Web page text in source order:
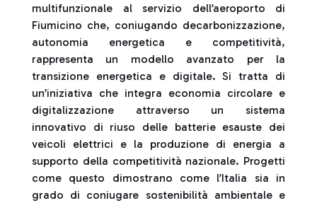
multifunzionale al servizio dell’aeroporto di
Fiumicino che, coniugando decarbonizzazione,
autonomia energetica e competitività,
rappresenta un modello avanzato per la
transizione energetica e digitale. Si tratta di
un’iniziativa che integra economia circolare e
digitalizzazione attraverso un sistema
innovativo di riuso delle batterie esauste dei
veicoli elettrici e la produzione di energia a
supporto della competitività nazionale. Progetti
come questo dimostrano come l’Italia sia in
grado di coniugare sostenibilità ambientale e